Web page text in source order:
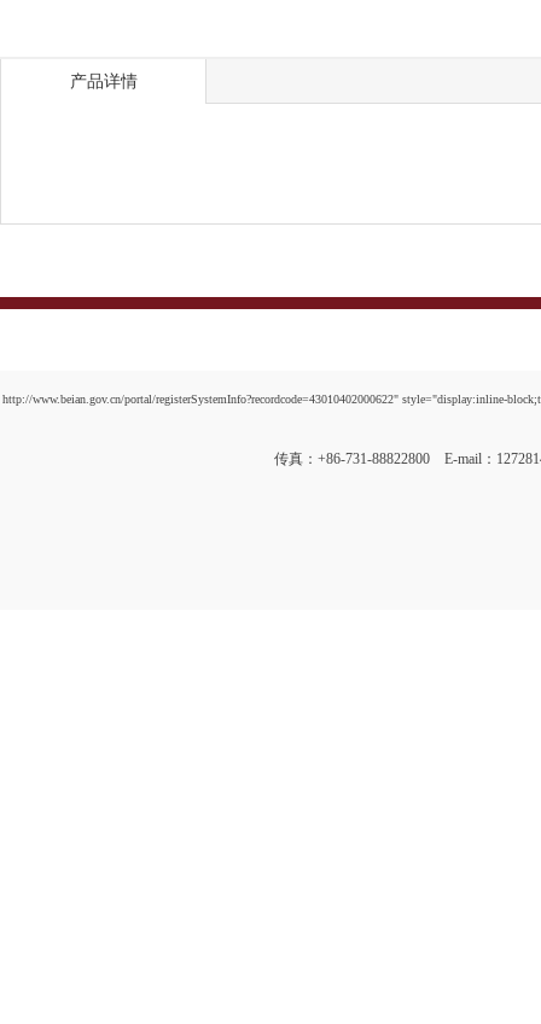
产品详情
http://www.beian.gov.cn/portal/registerSystemInfo?recordcode=43010402000622" style="display:inline-
传真：+86-731-88822800 E-mail：